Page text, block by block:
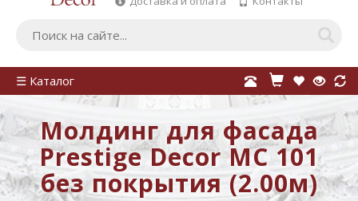
☰ Каталог
Молдинг для фасада
Prestige Decor MC 101
без покрытия (2.00м)